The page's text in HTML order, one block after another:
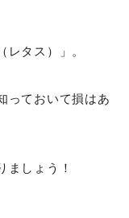
タス）」。
っておいて損はあ
ましょう！